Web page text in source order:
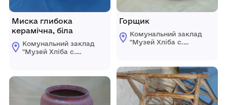
Миска глибока
керамічна, біла
Комунальний заклад
"Музей Хліба с.
Горщик
Комунальний заклад
"Музей Хліба с.